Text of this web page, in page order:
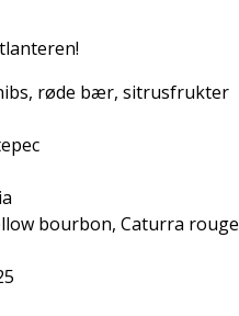
røde bær, sitrusfrukter
bourbon, Caturra rouge